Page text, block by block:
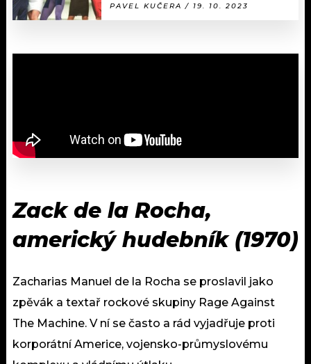
PAVEL KUČERA / 19. 10. 2023
Zack de la Rocha,
americký hudebník (1970)
Zacharias Manuel de la Rocha se proslavil jako
zpěvák a textař rockové skupiny Rage Against
The Machine. V ní se často a rád vyjadřuje proti
korporátní Americe, vojensko-průmyslovému